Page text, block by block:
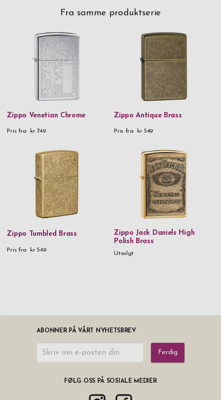
Fra samme produktserie
Zippo Venetian Chrome
Pris fra kr 749
Zippo Antique Brass
Pris fra kr 549
Zippo Tumbled Brass
Pris fra kr 549
Zippo Jack Daniels High
Polish Brass
Utsolgt
ABONNER PÅ VÅRT NYHETSBREV
Ferdig
FØLG OSS PÅ SOSIALE MEDIER